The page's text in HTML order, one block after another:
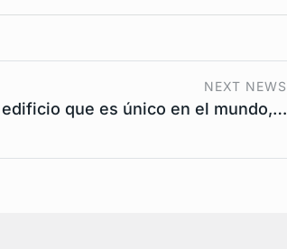
NEXT NEWS
edificio que es único en el mundo,…